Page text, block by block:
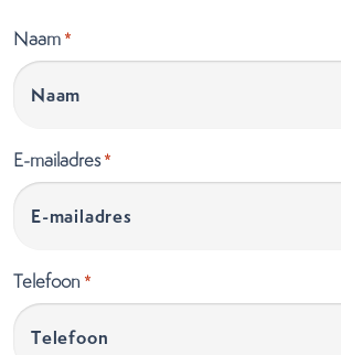
Naam *
E-mailadres *
Telefoon *